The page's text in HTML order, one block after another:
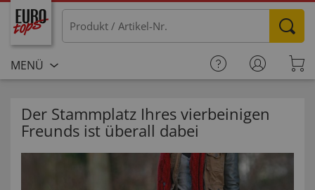
MENÜ
Der Stammplatz Ihres vierbeinigen
Freunds ist überall dabei